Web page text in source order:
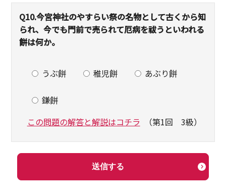
Q10.今宮神社のやすらい祭の名物として古くから知
られ、今でも門前で売られて厄病を祓うといわれる
餅は何か。
うぶ餅 稚児餅 あぶり餅
鎌餅
この問題の解答と解説はコチラ （第1回 3級）
送信する